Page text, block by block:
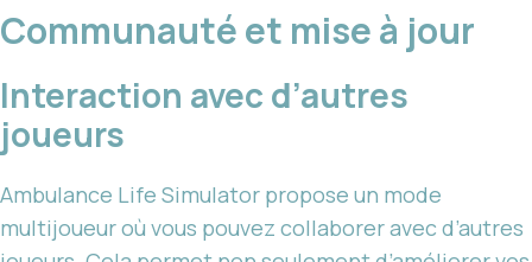
Communauté et mise à jour
Interaction avec d’autres
joueurs
Ambulance Life Simulator propose un mode
multijoueur où vous pouvez collaborer avec d’autres